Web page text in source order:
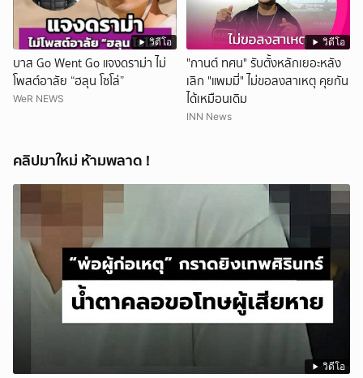
วิดีโอ
บาส Go Went Go แจงดราม่า ไม่
โพสต์อาลัย “ฮลุน โซโล่”
WeR NEWS
วิดีโอ
"กานต์ ทศน" รับตั้งหลักเยอะหลัง
เลิก "แพมมี่" ไม่ขอลงสาเหตุ คุยกัน
ได้เหมือนเดิม
INN News
คลิปมาใหม่ ห้ามพลาด !
วิดีโอ